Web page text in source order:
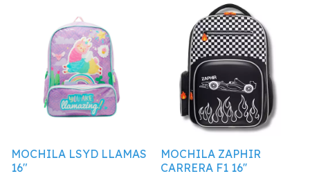
MOCHILA LSYD LLAMAS
16"
MOCHILA ZAPHIR
CARRERA F1 16''